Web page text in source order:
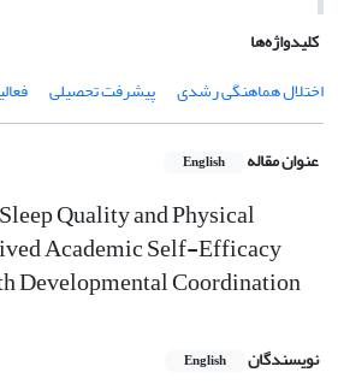
کلیدواژه‌ها
اختلال هماهنگی رشدی
پیشرفت تحصیلی
عنوان مقاله English
Quality and Physical
Academic Self-Efficacy
Developmental Coordination
نویسندگان English